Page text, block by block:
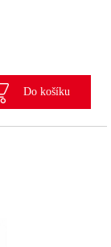
Do košíku